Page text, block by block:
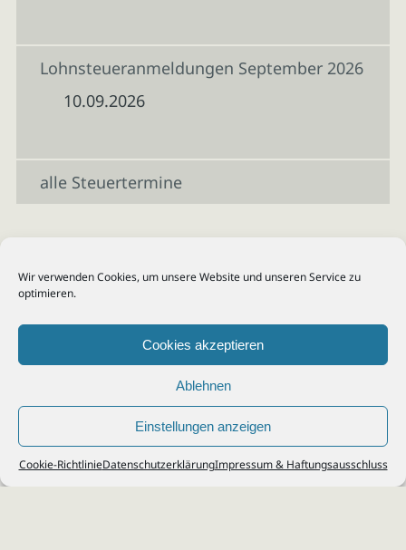
Wir verwenden Cookies, um unsere Website und unseren Service zu
optimieren.
Cookies akzeptieren
Ablehnen
Einstellungen anzeigen
Cookie-RichtlinieDatenschutzerklärungImpressum & Haftungsausschluss
Lohnsteueranmeldungen September 2026
10.09.2026
alle Steuertermine
© 2026Steuerberater Kempf, Köln - Steuerberatung Poll, Porz, Deutz, Mülheim,